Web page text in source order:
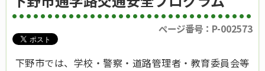
ページ番号：P-002573
下野市では、学校・警察・道路管理者・教育委員会等